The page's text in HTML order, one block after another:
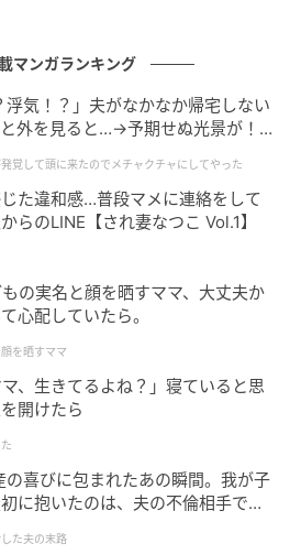
その場で確認することはでき
で金額を決めたのかはわかりま
たことへの負担分を考えてい
れでも、事前に聞いていなか
、買い物代も確認できないま
掛かりが残りました。
る場でこれ以上空気を悪くし
ママたちも戸惑いながら、結
た金額を支払いました。
「この前の会費、やっぱり少
が来ました。話してみると、
うに違和感を抱えていたこと
マンガランキング
浮気！？」夫がなかなか帰宅しない
外を見ると…→予期せぬ光景が！
てやった
覚して頭に来たのでメチャクチャにしてやった
た違和感…普段マメに連絡をして
らのLINE【され妻なつこ Vol.1】
の実名と顔を晒すママ、大丈夫か
心配していたら。
を晒すママ
、生きてるよね？」寝ていると思
開けたら
喜びに包まれたあの瞬間。我が子
に抱いたのは、夫の不倫相手でし
た夫の末路